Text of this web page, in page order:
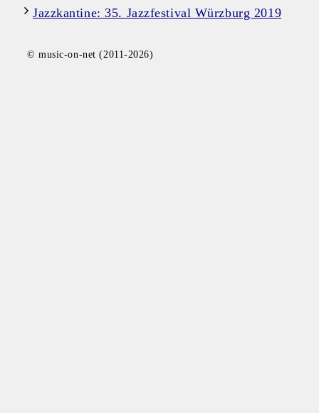
Jazzkantine: 35. Jazzfestival Würzburg 2019
© music-on-net (2011-2026)